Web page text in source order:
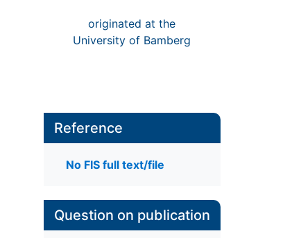
originated at the
University of Bamberg
Reference
No FIS full text/file
Question on publication